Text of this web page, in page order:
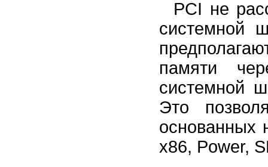
PCI не
системной
памяти
системной
Это
основанных
х86, Power,